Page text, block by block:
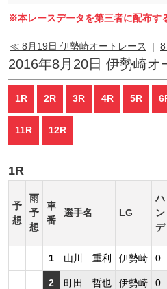
※本レースデータを第三者に配布す
≪ 8月19日 伊勢崎オートレース |
2016年8月20日 伊勢崎オ
1R 2R 3R 4R 5R
11R 12R
1R
予
想
雨
予
想
車
番
選手名 LG
ハ
ン
デ
1 山川 重利 伊勢崎 0
2 町田 哲也 伊勢崎 0